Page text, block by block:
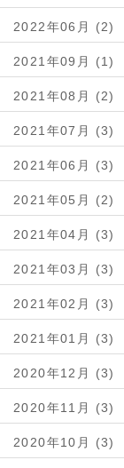
2022年06月 (2)
2021年09月 (1)
2021年08月 (2)
2021年07月 (3)
2021年06月 (3)
2021年05月 (2)
2021年04月 (3)
2021年03月 (3)
2021年02月 (3)
2021年01月 (3)
2020年12月 (3)
2020年11月 (3)
2020年10月 (3)